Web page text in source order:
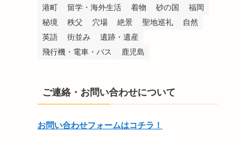
港町
留学・海外生活 着物 砂の国
福岡
秘境
秩父 穴場 絶景 聖地巡礼
自然
英語
街並み
遺跡・遺産
飛行機・電車・バス
鹿児島
ご連絡・お問い合わせについて
お問い合わせフォームはコチラ！